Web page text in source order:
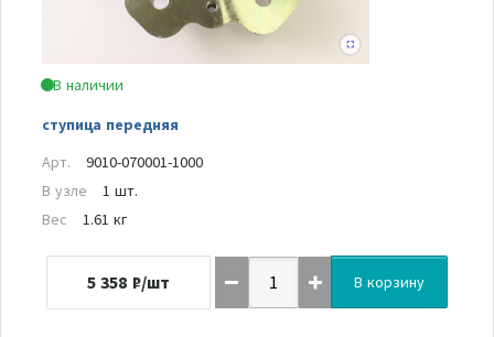
В наличии
ступица передняя
Арт.
9010-070001-1000
В узле
1 шт.
Вес
1.61 кг
5 358 ₽/шт В корзину